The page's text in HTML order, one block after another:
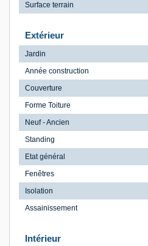
Surface terrain
Extérieur
Jardin
Année construction
Couverture
Forme Toiture
Neuf - Ancien
Standing
Etat général
Fenêtres
Isolation
Assainissement
Intérieur